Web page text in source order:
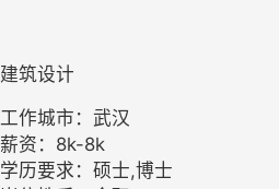
建筑设计
工作城市：武汉
薪资：8k-8k
学历要求：硕士,博士